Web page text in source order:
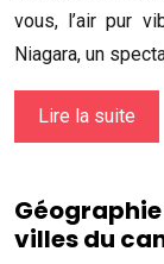
vous, l’air pur
Niagara, un
Lire la suite
villes du